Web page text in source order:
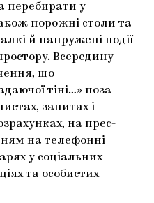
перебирати у
порожні столи та
й напружені події
Всередину
що
тіні…» поза
запитах і
на прес-
на телефонні
у соціальних
та особистих